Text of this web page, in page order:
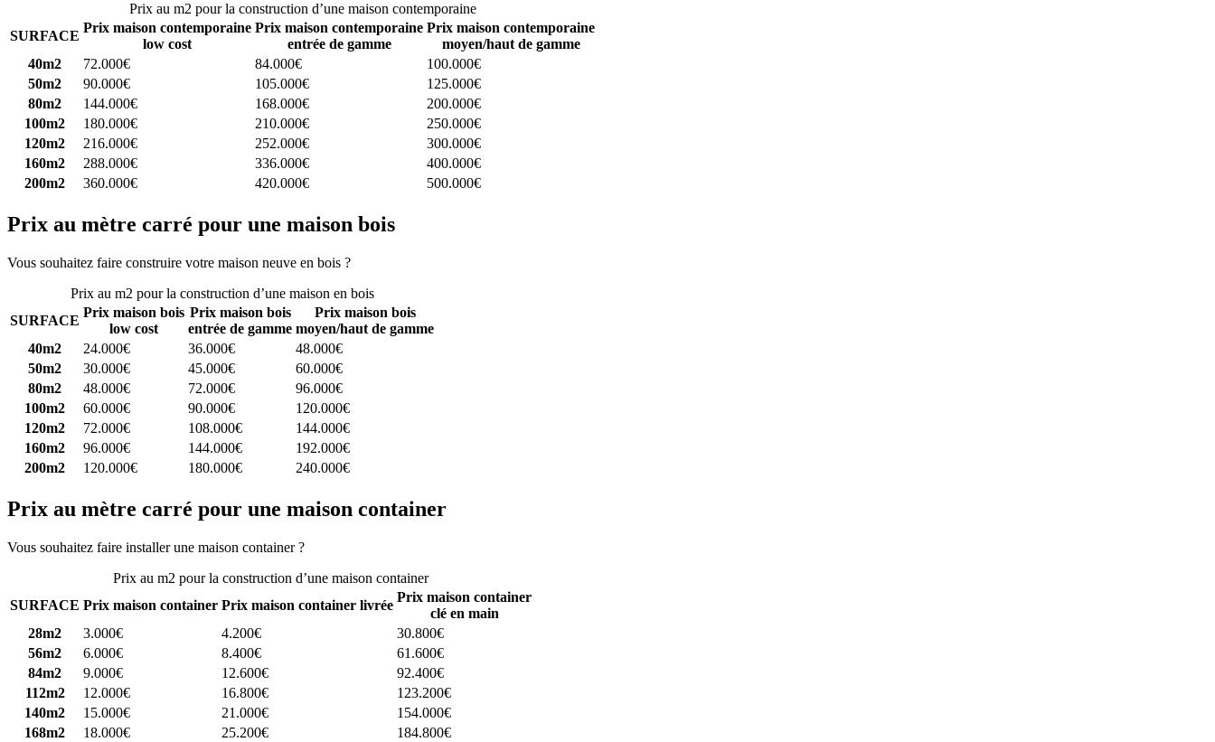
Prix au m2 pour la construction d’une maison contemporaine
SURFACE
Prix maison contemporaine
low cost
Prix maison contemporaine
entrée de gamme
Prix maison contemporaine
moyen/haut de gamme
40m2
72.000€ 84.000€
100.000€
50m2
90.000€ 105.000€
125.000€
80m2
144.000€ 168.000€
200.000€
100m2
180.000€ 210.000€
250.000€
120m2
216.000€ 252.000€
300.000€
160m2
288.000€ 336.000€
400.000€
200m2
360.000€ 420.000€ 500.000€
Prix au mètre carré pour une maison bois
Vous souhaitez faire construire votre maison neuve en bois ?
Prix au m2 pour la construction d’une maison en bois
SURFACE
Prix maison bois
low cost
Prix maison bois
entrée de gamme
Prix maison bois
moyen/haut de gamme
40m2
24.000€ 36.000€
48.000€
50m2
30.000€ 45.000€
60.000€
80m2
48.000€ 72.000€
96.000€
100m2
60.000€ 90.000€
120.000€
120m2
72.000€ 108.000€
144.000€
160m2
96.000€ 144.000€
192.000€
200m2
120.000€ 180.000€ 240.000€
Prix au mètre carré pour une maison container
Vous souhaitez faire installer une maison container ?
Prix au m2 pour la construction d’une maison container
SURFACE Prix maison container Prix maison container livrée
Prix maison container
clé en main
28m2
3.000€ 4.200€
30.800€
56m2
6.000€ 8.400€
61.600€
84m2
9.000€ 12.600€
92.400€
112m2
12.000€ 16.800€
123.200€
140m2
15.000€ 21.000€
154.000€
168m2
18.000€ 25.200€
184.800€